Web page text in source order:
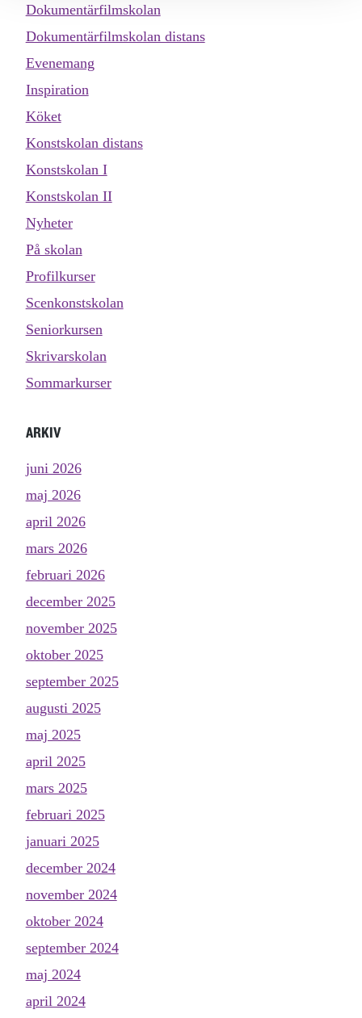
Dokumentärfilmskolan
Dokumentärfilmskolan distans
Evenemang
Inspiration
Köket
Konstskolan distans
Konstskolan I
Konstskolan II
Nyheter
På skolan
Profilkurser
Scenkonstskolan
Seniorkursen
Skrivarskolan
Sommarkurser
ARKIV
juni 2026
maj 2026
april 2026
mars 2026
februari 2026
december 2025
november 2025
oktober 2025
september 2025
augusti 2025
maj 2025
april 2025
mars 2025
februari 2025
januari 2025
december 2024
november 2024
oktober 2024
september 2024
maj 2024
april 2024